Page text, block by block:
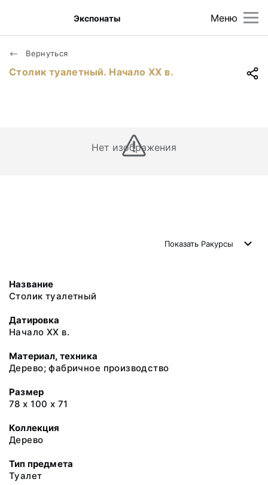
Меню
Экспонаты
Вернуться
Столик туалетный. Начало XX в.
Нет изображения
Показать Ракурсы
Название
Столик туалетный
Датировка
Начало XX в.
Материал, техника
Дерево; фабричное производство
Размер
78 х 100 х 71
Коллекция
Дерево
Тип предмета
Туалет